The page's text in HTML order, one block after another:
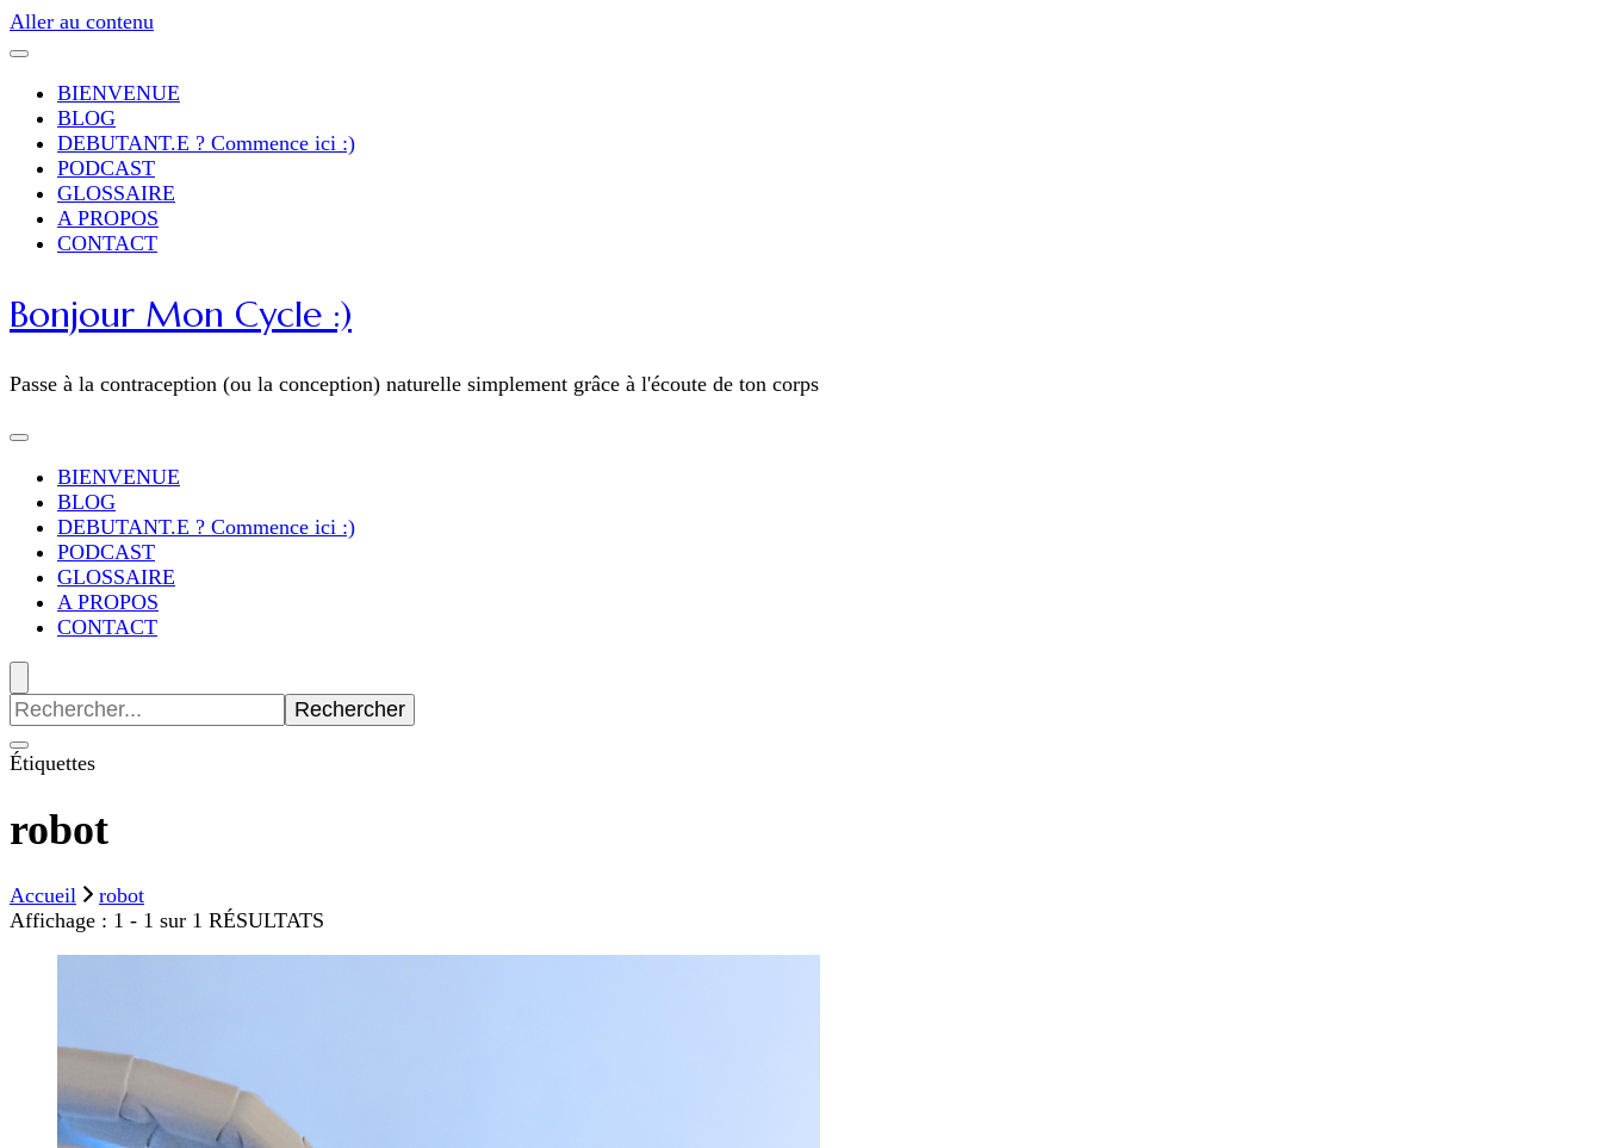
Aller au contenu
BIENVENUE
BLOG
DEBUTANT.E ? Commence ici :)
PODCAST
GLOSSAIRE
A PROPOS
CONTACT
Bonjour Mon Cycle :)
Passe à la contraception (ou la conception) naturelle simplement grâce à l'écoute de ton corps
BIENVENUE
BLOG
DEBUTANT.E ? Commence ici :)
PODCAST
GLOSSAIRE
A PROPOS
CONTACT
Recherche
pour
:Étiquettes
robot
Accueil
robot
Affichage : 1 - 1 sur 1 RÉSULTATS